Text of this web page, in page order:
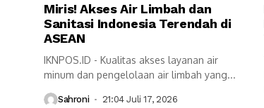
Miris! Akses Air Limbah dan
Sanitasi Indonesia Terendah di
ASEAN
IKNPOS.ID - Kualitas akses layanan air
minum dan pengelolaan air limbah yang...
Sahroni 21:04 Juli 17, 2026